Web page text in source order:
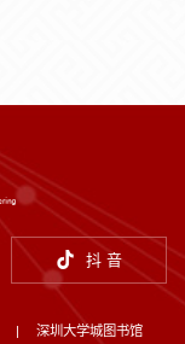
抖 音
| 深圳大学城图书馆